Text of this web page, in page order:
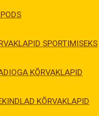
SPORTIMISEKS
KÕRVAKLAPID
KÕRVAKLAPID